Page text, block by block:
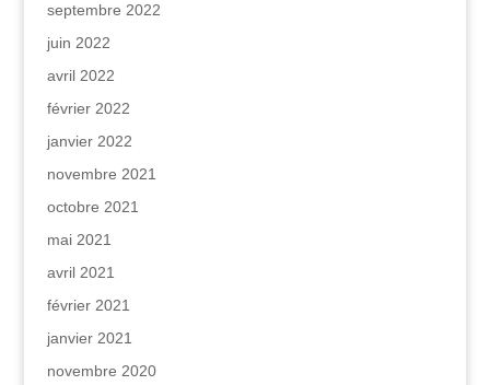
septembre 2022
juin 2022
avril 2022
février 2022
janvier 2022
novembre 2021
octobre 2021
mai 2021
avril 2021
février 2021
janvier 2021
novembre 2020